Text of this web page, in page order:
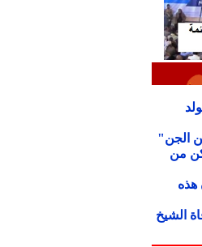
الجن"
من
هذه
الشيخ